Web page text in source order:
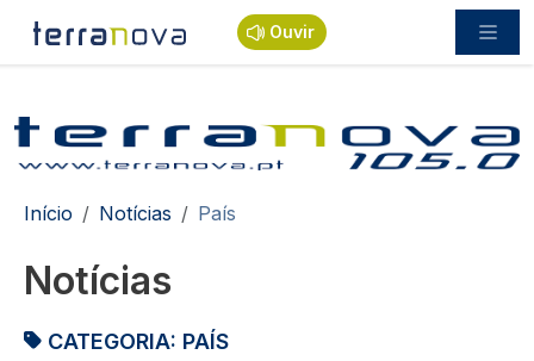
Passar para o conteúdo principal
Ouvir
Navegação estrutural
Início Notícias País
Notícias
CATEGORIA: PAÍS